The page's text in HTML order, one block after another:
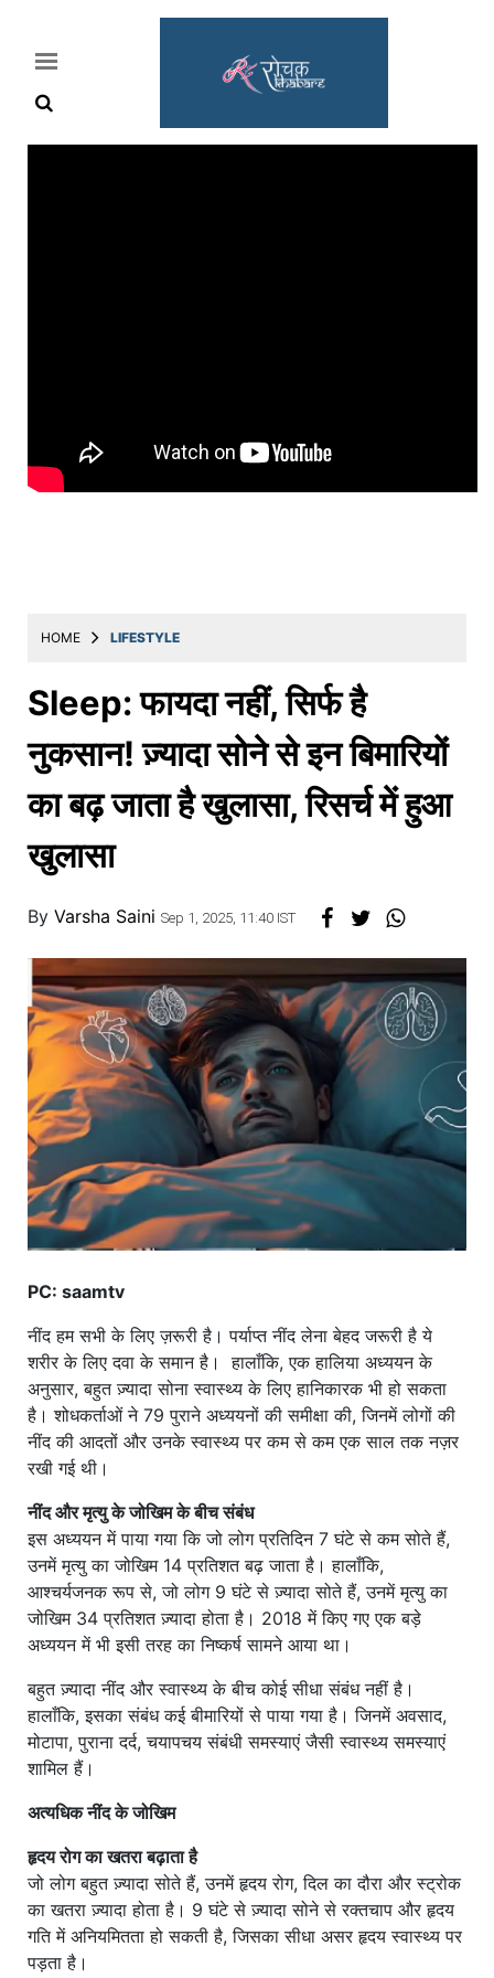
&
मराठी
मनोरंजन
स्पोर्ट्स
बिझनेस
लाईफस्टाईल
ट्रॅव्हल
खाना
HOME LIFESTYLE
Sleep: फायदा नहीं, सिर्फ है
नुकसान! ज़्यादा सोने से इन बिमारियों
का बढ़ जाता है खुलासा, रिसर्च में हुआ
खुलासा
By Varsha Saini Sep 1, 2025, 11:40 IST
PC: saamtv
नींद हम सभी के लिए ज़रूरी है। पर्याप्त नींद लेना बेहद जरूरी है ये
शरीर के लिए दवा के समान है। हालाँकि, एक हालिया अध्ययन के
अनुसार, बहुत ज़्यादा सोना स्वास्थ्य के लिए हानिकारक भी हो सकता
है। शोधकर्ताओं ने 79 पुराने अध्ययनों की समीक्षा की, जिनमें लोगों की
नींद की आदतों और उनके स्वास्थ्य पर कम से कम एक साल तक नज़र
रखी गई थी।
नींद और मृत्यु के जोखिम के बीच संबंध
इस अध्ययन में पाया गया कि जो लोग प्रतिदिन 7 घंटे से कम सोते हैं,
उनमें मृत्यु का जोखिम 14 प्रतिशत बढ़ जाता है। हालाँकि,
आश्चर्यजनक रूप से, जो लोग 9 घंटे से ज़्यादा सोते हैं, उनमें मृत्यु का
जोखिम 34 प्रतिशत ज़्यादा होता है। 2018 में किए गए एक बड़े
अध्ययन में भी इसी तरह का निष्कर्ष सामने आया था।
बहुत ज़्यादा नींद और स्वास्थ्य के बीच कोई सीधा संबंध नहीं है।
हालाँकि, इसका संबंध कई बीमारियों से पाया गया है। जिनमें अवसाद,
मोटापा, पुराना दर्द, चयापचय संबंधी समस्याएं जैसी स्वास्थ्य समस्याएं
शामिल हैं।
अत्यधिक नींद के जोखिम
हृदय रोग का खतरा बढ़ाता है
जो लोग बहुत ज़्यादा सोते हैं, उनमें हृदय रोग, दिल का दौरा और स्ट्रोक
का खतरा ज़्यादा होता है। 9 घंटे से ज़्यादा सोने से रक्तचाप और हृदय
गति में अनियमितता हो सकती है, जिसका सीधा असर हृदय स्वास्थ्य पर
पड़ता है।